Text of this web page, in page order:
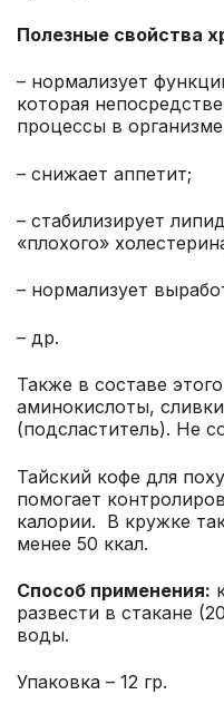
Полезные свойства
– нормализует
которая
процессы в
– снижает аппетит;
– стабилизирует
«плохого»
– нормализует
– др.
Также в составе
аминокислоты,
(подсластитель). Не
Тайский кофе для
помогает
калории. В кружке
менее 50 ккал.
Способ применения:
развести в стакане
воды.
Упаковка – 12 гр.